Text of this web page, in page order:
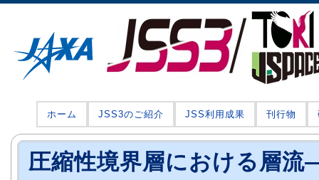
ホーム JSS3のご紹介 JSS利用成果 刊行物
圧縮性境界層における層流